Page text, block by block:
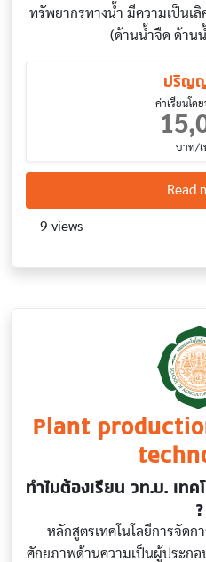
ทรัพยากรทางน้ำ มีความเป็นเ
(ด้านน้ำจืด ด้าน
ปริญ
ค่าเรียนโด
บาท/เ
Read
9 views
Plant
ทำไมต้องเรียน วท.บ. เท
?
หลักสูตรเทคโนโลยีการจัด
ศักยภาพด้านความเป็นผู้ประก